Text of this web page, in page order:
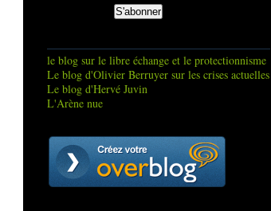
le blog sur le libre échange et le protectionnisme
Le blog d'Olivier Berruyer sur les crises actuelles
Le blog d'Hervé Juvin
L'Arène nue